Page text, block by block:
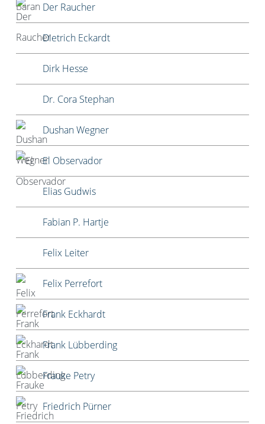
Der Raucher
Dietrich Eckardt
Dirk Hesse
Dr. Cora Stephan
Dushan Wegner
El Observador
Elias Gudwis
Fabian P. Hartje
Felix Leiter
Felix Perrefort
Frank Eckhardt
Frank Lübberding
Frauke Petry
Friedrich Pürner